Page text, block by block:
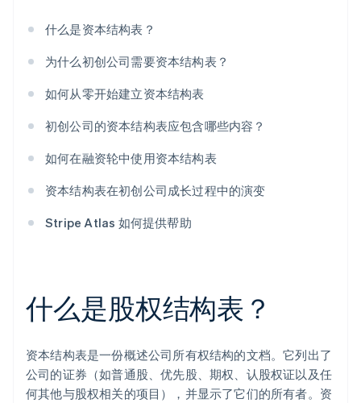
什么是资本结构表？
为什么初创公司需要资本结构表？
如何从零开始建立资本结构表
初创公司的资本结构表应包含哪些内容？
如何在融资轮中使用资本结构表
资本结构表在初创公司成长过程中的演变
Stripe Atlas 如何提供帮助
什么是股权结构表？
资本结构表是一份概述公司所有权结构的文档。它列出了
公司的证券（如普通股、优先股、期权、认股权证以及任
何其他与股权相关的项目），并显示了它们的所有者。资